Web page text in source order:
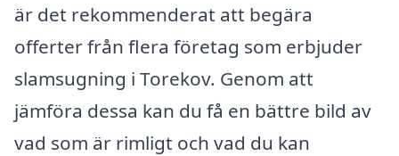
är det rekommenderat att begära
offerter från flera företag som erbjuder
slamsugning i Torekov. Genom att
jämföra dessa kan du få en bättre bild av
vad som är rimligt och vad du kan